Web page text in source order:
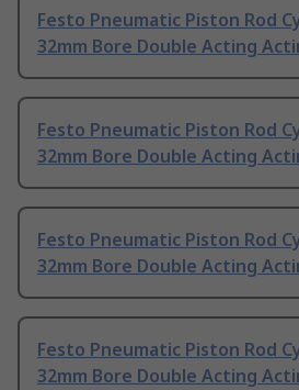
Festo Pneumatic Piston Rod
32mm Bore Double Acting
Festo Pneumatic Piston Rod
32mm Bore Double Acting
Festo Pneumatic Piston Rod
32mm Bore Double Acting
Festo Pneumatic Piston Rod
32mm Bore Double Acting